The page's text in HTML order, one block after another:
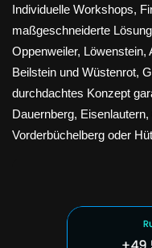
Individuelle Workshops,
maßgeschneiderte
Oppenweiler, Löwenstein,
Beilstein und Wüstenrot,
durchdachtes Konzept
Dauernberg,
Vorderbüchelberg oder